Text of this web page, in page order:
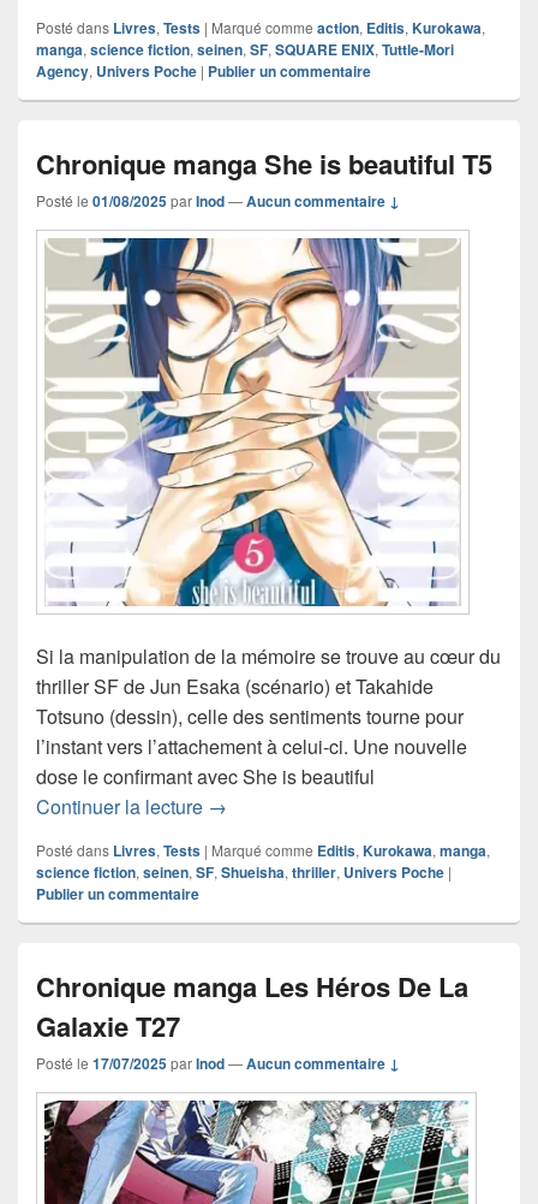
Posté dans Livres, Tests | Marqué comme action, Editis, Kurokawa,
manga, science fiction, seinen, SF, SQUARE ENIX, Tuttle-Mori
Agency, Univers Poche | Publier un commentaire
Chronique manga She is beautiful T5
Posté le 01/08/2025parInod—Aucun commentaire ↓
Si la manipulation de la mémoire se trouve au cœur du
thriller SF de Jun Esaka (scénario) et Takahide
Totsuno (dessin), celle des sentiments tourne pour
l’instant vers l’attachement à celui-ci. Une nouvelle
dose le confirmant avec She is beautiful
Continuer la lecture Chronique manga She is beautiful T5
→
Posté dans Livres, Tests | Marqué comme Editis, Kurokawa, manga,
science fiction, seinen, SF, Shueisha, thriller, Univers Poche |
Publier un commentaire
Chronique manga Les Héros De La
Galaxie T27
Posté le 17/07/2025parInod—Aucun commentaire ↓